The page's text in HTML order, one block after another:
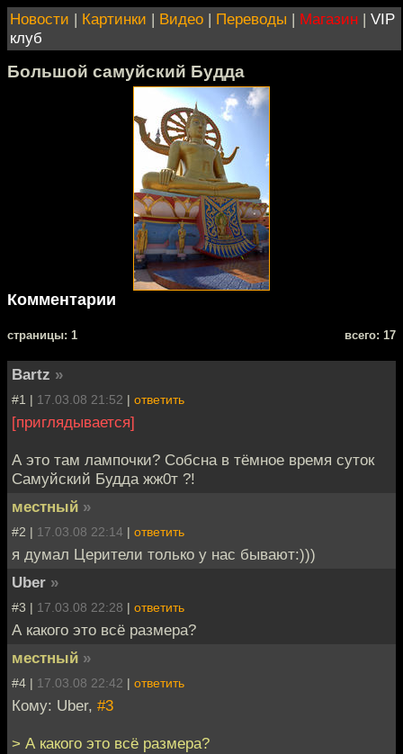
Новости | Картинки | Видео | Переводы | Магазин | VIP
клуб
Большой самуйский Будда
Комментарии
cтраницы: 1 всего: 17
Bartz »
#1 | 17.03.08 21:52 | ответить
[приглядывается]
А это там лампочки? Собсна в тёмное время суток
Самуйский Будда жж0т ?!
местный »
#2 | 17.03.08 22:14 | ответить
я думал Церители только у нас бывают:)))
Uber »
#3 | 17.03.08 22:28 | ответить
А какого это всё размера?
местный »
#4 | 17.03.08 22:42 | ответить
Кому: Uber, #3
> А какого это всё размера?